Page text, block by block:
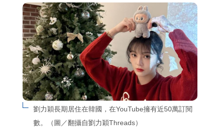
劉力穎長期居住在韓國，在YouTube擁有近50萬訂閱
數。（圖／翻攝自劉力穎Threads）